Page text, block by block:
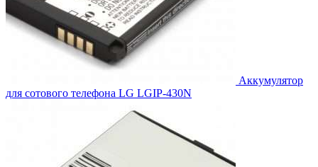
Аккумулятор
для сотового телефона LG LGIP-430N